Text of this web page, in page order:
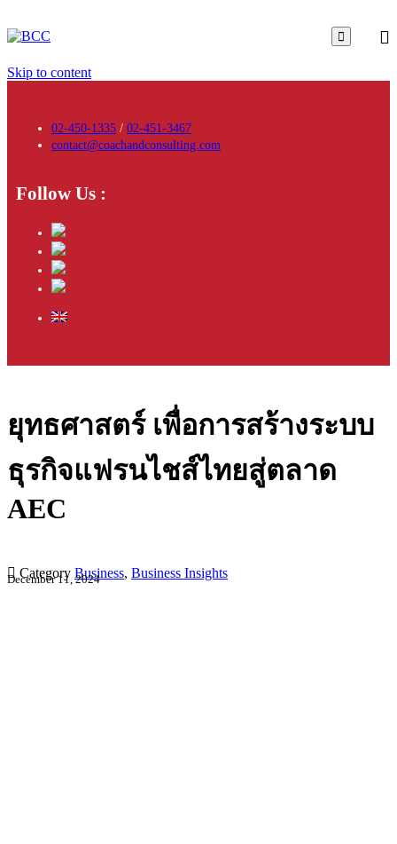

Skip to content
02-450-1335 / 02-451-3467
contact@coachandconsulting.com
Follow Us :
ยุทธศาสตร์ เพื่อการสร้างระบบ
ธุรกิจแฟรนไชส์ไทยสู่ตลาด
AEC
 Category Business, Business Insights
December 11, 2024